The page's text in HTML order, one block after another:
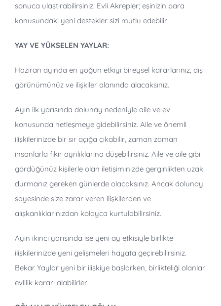
sonuca ulaştırabilirsiniz. Evli Akrepler; eşinizin para
konusundaki yeni destekler sizi mutlu edebilir.
YAY VE YÜKSELEN YAYLAR:
Haziran ayında en yoğun etkiyi bireysel kararlarınız, dış
görünümünüz ve ilişkiler alanında alacaksınız.
Ayın ilk yarısında dolunay nedeniyle aile ve ev
konusunda netleşmeye gidebilirsiniz. Aile ve önemli
ilişkilerinizde bir sır açığa çıkabilir, zaman zaman
insanlarla fikir ayrılıklarına düşebilirsiniz. Aile ve aile gibi
gördüğünüz kişilerle olan iletişiminizde gerginlikten uzak
durmanız gereken günlerde olacaksınız. Ancak dolunay
sayesinde size zarar veren ilişkilerden ve
alışkanlıklarınızdan kolayca kurtulabilirsiniz.
Ayın ikinci yarısında ise yeni ay etkisiyle birlikte
ilişkilerinizde yeni gelişmeleri hayata geçirebilirsiniz.
Bekar Yaylar yeni bir ilişkiye başlarken, birlikteliği olanlar
evlilik kararı alabilirler.